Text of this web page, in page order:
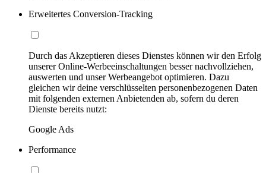
Erweitertes Conversion-Tracking
Durch das Akzeptieren dieses Dienstes können wir den Erfolg
unserer Online-Werbeeinschaltungen besser nachvollziehen,
auswerten und unser Werbeangebot optimieren. Dazu
gleichen wir deine verschlüsselten personenbezogenen Daten
mit folgenden externen Anbietenden ab, sofern du deren
Dienste bereits nutzt:
Google Ads
Performance